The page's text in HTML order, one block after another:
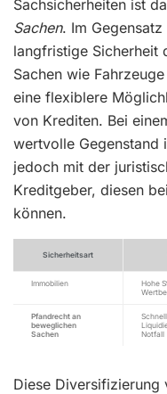
Sachsicherheiten ist
Sachen. Im Gegensatz
langfristige Sicherheit
Sachen wie
eine flexiblere
von Krediten. Bei
wertvolle Gegenstand
jedoch mit der
Kreditgeber, diesen
können.
Sicherheitsart
Immobilien
Hohe
Pfandrecht an
beweglichen
Sachen
Notfall
Diese Diversifizierung